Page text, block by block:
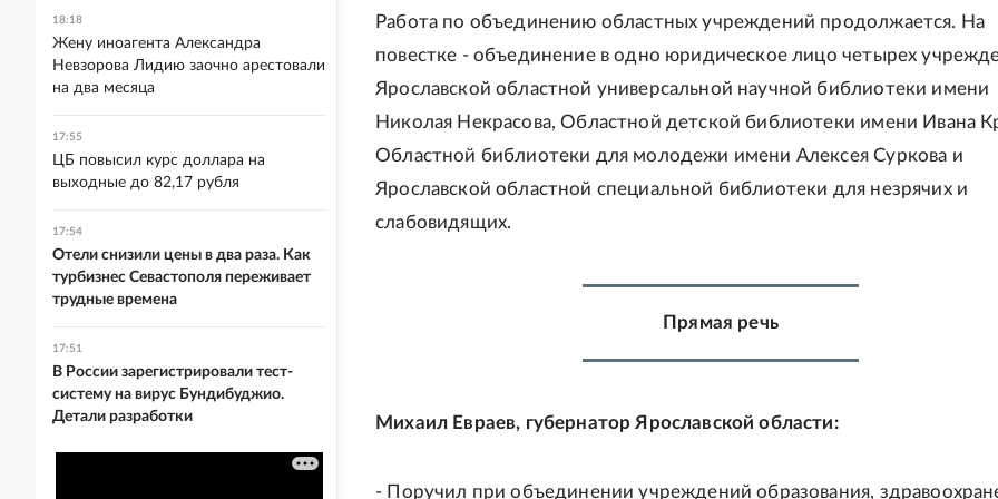
Работа по объединению областных учреждений продолжается. На
повестке - объединение в одно юридическое лицо четырех
Ярославской областной универсальной научной библиотеки имени
Николая Некрасова, Областной детской библиотеки имени Ивана
Областной библиотеки для молодежи имени Алексея Суркова и
Ярославской областной специальной библиотеки для незрячих и
слабовидящих.
Прямая речь
Михаил Евраев, губернатор Ярославской области:
- Поручил при объединении учреждений образования,
18:18
Жену иноагента Александра
Невзорова Лидию заочно арестовали
на два месяца
17:55
ЦБ повысил курс доллара на
выходные до 82,17 рубля
17:54
Отели снизили цены в два раза. Как
турбизнес Севастополя переживает
трудные времена
17:51
В России зарегистрировали тест-
систему на вирус Бундибуджио.
Детали разработки